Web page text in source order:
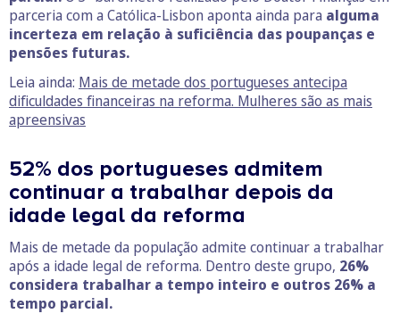
parceria com a Católica-Lisbon aponta ainda para alguma
incerteza em relação à suficiência das poupanças e
pensões futuras.
Leia ainda: Mais de metade dos portugueses antecipa
dificuldades financeiras na reforma. Mulheres são as mais
apreensivas
52% dos portugueses admitem
continuar a trabalhar depois da
idade legal da reforma
Mais de metade da população admite continuar a trabalhar
após a idade legal de reforma. Dentro deste grupo, 26%
considera trabalhar a tempo inteiro e outros 26% a
tempo parcial.